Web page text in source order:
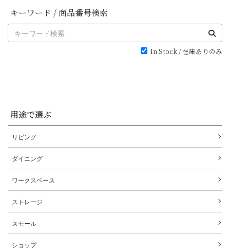
キーワード / 商品番号検索
In Stock / 在庫ありのみ
用途で選ぶ
リビング
ダイニング
ワークスペース
ストレージ
スモール
ショップ